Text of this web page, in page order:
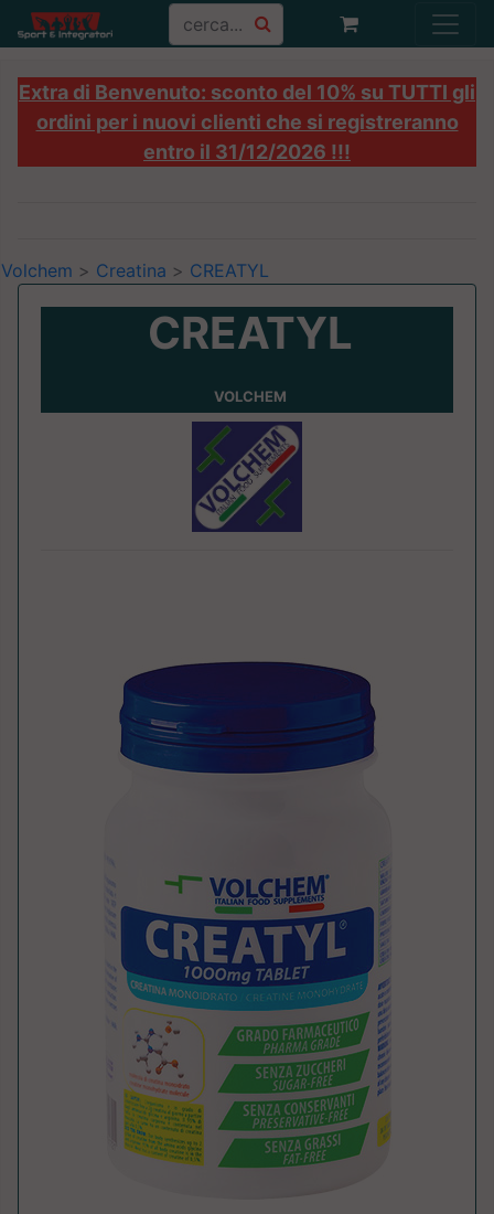
Extra di Benvenuto: sconto del 10% su TUTTI gli
ordini per i nuovi clienti che si registreranno
entro il 31/12/2026 !!!
Volchem > Creatina > CREATYL
CREATYL
VOLCHEM